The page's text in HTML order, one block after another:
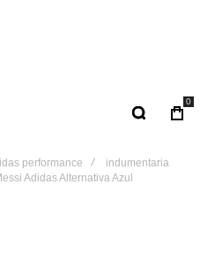
0
performance
indumentaria
Adidas Alternativa Azul